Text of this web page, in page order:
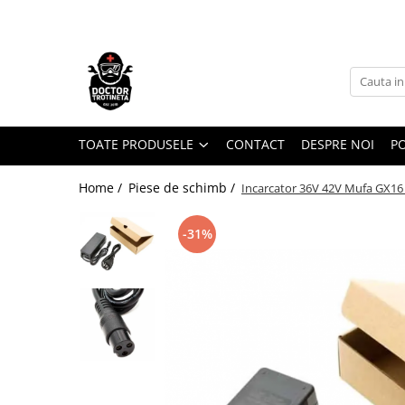
Toate Produsele
Piese de schimb
https://www.doctortrotineta.ro/electrica
Acceleratie
TOATE PRODUSELE CONTACT DESPRE NOI
Home / Piese de schimb / Incarcator 36V 42V Mufa
-31%